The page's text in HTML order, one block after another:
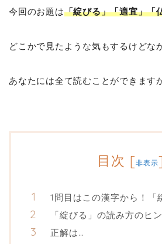
今回のお題は「綻びる」「適宜」「
どこかで見たような気もするけどな
あなたには全て読むことができます
目次 [非表示]
1問目はこの漢字から！「
「綻びる」の読み方のヒ
正解は…